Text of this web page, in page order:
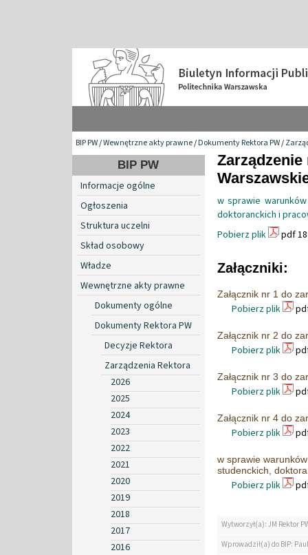
BIP PW/Wewnętrzne akty prawne/Dokumenty Rektora PW/
BIP PW
Informacje ogólne
Ogłoszenia
Struktura uczelni
Skład osobowy
Władze
Wewnętrzne akty prawne
Dokumenty ogólne
Dokumenty Rektora PW
Decyzje Rektora
Zarządzenia Rektora
2026
2025
2024
2023
2022
2021
2020
2019
2018
2017
2016
w sprawie
doktoranckich i
Pobierz plik
pdf
Załączniki:
Załącznik nr 1 do
Pobierz plik
Załącznik nr 2 do
Pobierz plik
Załącznik nr 3 do
Pobierz plik
Załącznik nr 4 do
Pobierz plik
w sprawie
studenckich,
Pobierz plik
Wytworzył(a): JM Rektor
Wprowadził(a) do BIP: